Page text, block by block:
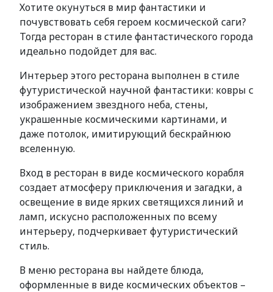
Хотите окунуться в мир фантастики и
почувствовать себя героем космической саги?
Тогда ресторан в стиле фантастического города
идеально подойдет для вас.
Интерьер этого ресторана выполнен в стиле
футуристической научной фантастики: ковры с
изображением звездного неба, стены,
украшенные космическими картинами, и
даже потолок, имитирующий бескрайнюю
вселенную.
Вход в ресторан в виде космического корабля
создает атмосферу приключения и загадки, а
освещение в виде ярких светящихся линий и
ламп, искусно расположенных по всему
интерьеру, подчеркивает футуристический
стиль.
В меню ресторана вы найдете блюда,
оформленные в виде космических объектов –